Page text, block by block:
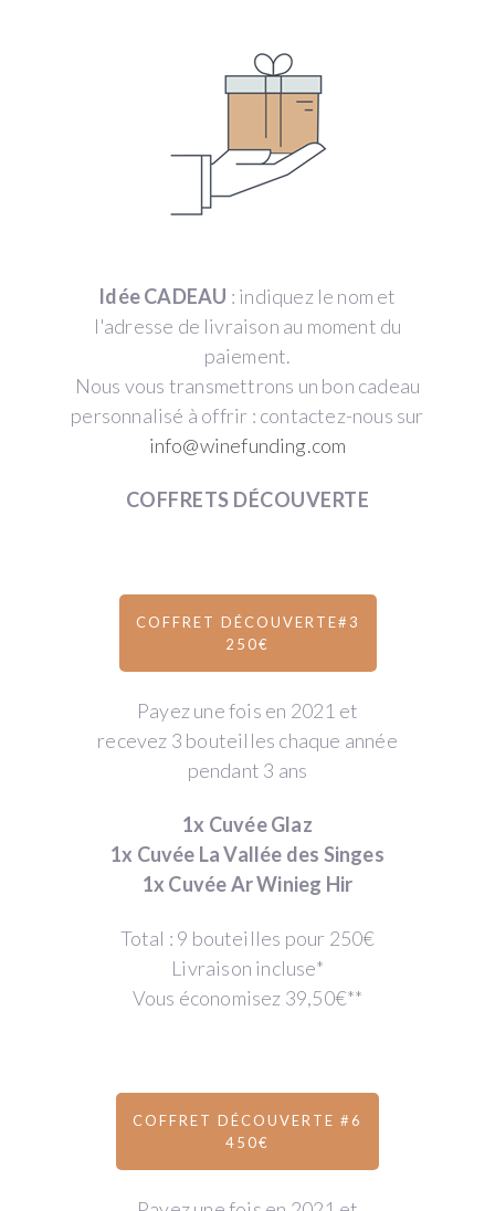
Idée CADEAU : indiquez le nom et
l'adresse de livraison au moment du
paiement.
Nous vous transmettrons un bon cadeau
personnalisé à offrir : contactez-nous sur
info@winefunding.com
COFFRETS DÉCOUVERTE
COFFRET DÉCOUVERTE#3
250€
Payez une fois en 2021 et
recevez 3 bouteilles chaque année
pendant 3 ans
1x Cuvée Glaz
1x Cuvée La Vallée des Singes
1x Cuvée Ar Winieg Hir
Total : 9 bouteilles pour 250€
Livraison incluse*
Vous économisez 39,50€**
COFFRET DÉCOUVERTE #6
450€